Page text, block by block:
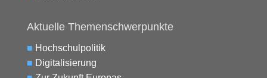
Aktuelle Themenschwerpunkte
■ Hochschulpolitik
■ Digitalisierung